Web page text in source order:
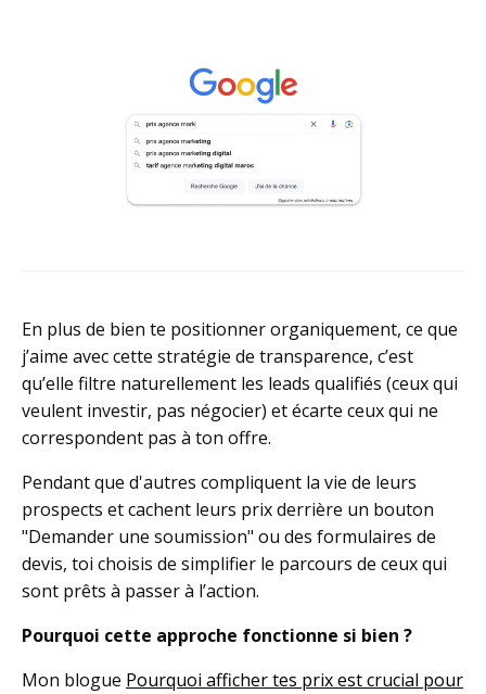
En plus de bien te positionner organiquement, ce que
j’aime avec cette stratégie de transparence, c’est
qu’elle filtre naturellement les leads qualifiés (ceux qui
veulent investir, pas négocier) et écarte ceux qui ne
correspondent pas à ton offre.
Pendant que d'autres compliquent la vie de leurs
prospects et cachent leurs prix derrière un bouton
"Demander une soumission" ou des formulaires de
devis, toi choisis de simplifier le parcours de ceux qui
sont prêts à passer à l’action.
Pourquoi cette approche fonctionne si bien ?
Mon blogue Pourquoi afficher tes prix est crucial pour